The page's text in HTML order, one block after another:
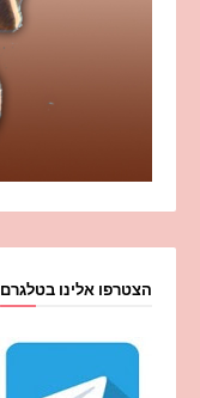
הצטרפו אלינו בטלגרם